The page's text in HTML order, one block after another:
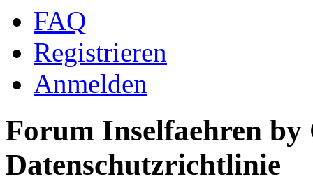
FAQ
Registrieren
Anmelden
Forum Inselfaehren by
Datenschutzrichtlinie